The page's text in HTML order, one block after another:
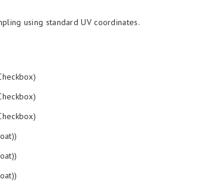
using standard UV coordinates.